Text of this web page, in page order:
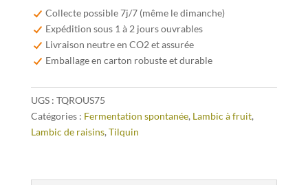
Oude
Roussanne
l'Ancienne
Collecte possible 7j/7 (même le dimanche)
Expédition sous 1 à 2 jours ouvrables
Livraison neutre en CO2 et assurée
Emballage en carton robuste et durable
UGS : TQROUS75
Catégories : Fermentation spontanée, Lambic à fruit,
Lambic de raisins, Tilquin